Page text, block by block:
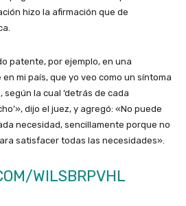
hizo la afirmación que de
patente, por ejemplo, en una
mi país, que yo veo como un síntoma
la cual ‘detrás de cada
dijo el juez, y agregó: «No puede
necesidad, sencillamente porque no
satisfacer todas las necesidades».
WILSBRPVHL